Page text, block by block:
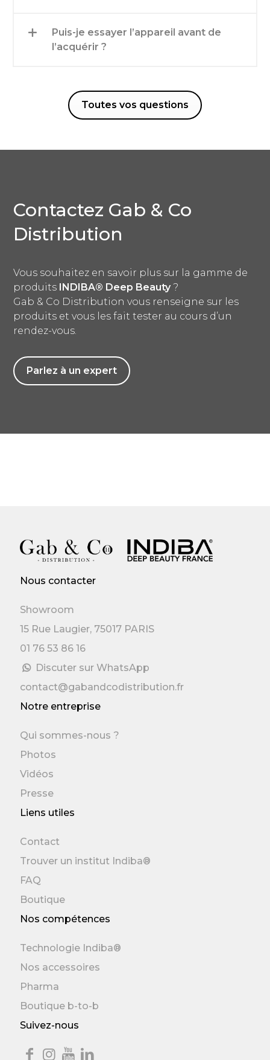
Puis-je essayer l’appareil avant de
l’acquérir ?
Toutes vos questions
Contactez Gab & Co
Distribution
Vous souhaitez en savoir plus sur la gamme de
produits INDIBA® Deep Beauty ?
Gab & Co Distribution vous renseigne sur les
produits et vous les fait tester au cours d’un
rendez-vous.
Parlez à un expert
Nous contacter
Showroom
15 Rue Laugier, 75017 PARIS
01 76 53 86 16
Discuter sur WhatsApp
contact@gabandcodistribution.fr
Notre entreprise
Qui sommes-nous ?
Photos
Vidéos
Presse
Liens utiles
Contact
Trouver un institut Indiba®
FAQ
Boutique
Nos compétences
Technologie Indiba®
Nos accessoires
Pharma
Boutique b-to-b
Suivez-nous